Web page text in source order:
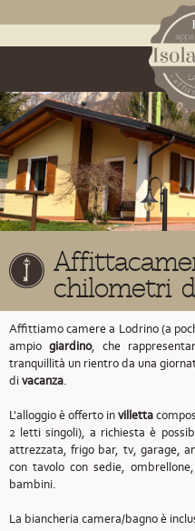
chilometri
Affittiamo camere a Lodrino (a
ampio giardino, che
tranquillità un rientro da una
divacanza.
L'alloggio è offerto invilletta
2 letti singoli), a richiesta è
attrezzata, frigo bar, tv, garage,
con tavolo con sedie,
bambini.
La biancheria camera/bagno è